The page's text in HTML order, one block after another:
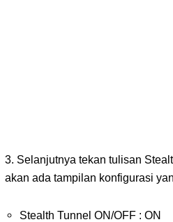
3. Selanjutnya tekan tulisan
akan ada tampilan konfigurasi
Stealth Tunnel ON/OFF : ON